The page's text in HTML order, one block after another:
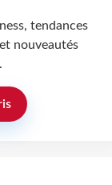
tendances
nouveautés